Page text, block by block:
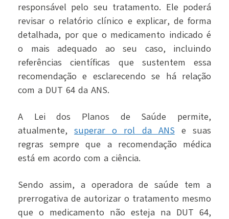
responsável pelo seu tratamento. Ele poderá
revisar o relatório clínico e explicar, de forma
detalhada, por que o medicamento indicado é
o mais adequado ao seu caso, incluindo
referências científicas que sustentem essa
recomendação e esclarecendo se há relação
com a DUT 64 da ANS.
A Lei dos Planos de Saúde permite,
atualmente,superar o rol da ANS e suas
regras sempre que a recomendação médica
está em acordo com a ciência.
Sendo assim, a operadora de saúde tem a
prerrogativa de autorizar o tratamento mesmo
que o medicamento não esteja na DUT 64,